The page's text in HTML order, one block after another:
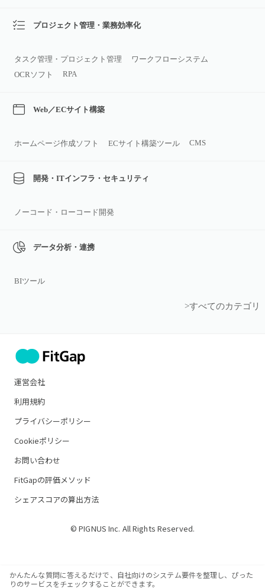
プロジェクト管理・業務効率化
タスク管理・プロジェクト管理
ワークフローシステム
OCRソフト
RPA
Web／ECサイト構築
ホームページ作成ソフト ECサイト構築ツール CMS
開発・ITインフラ・セキュリティ
ノーコード・ローコード開発
データ分析・連携
BIツール
>すべてのカテゴリ
運営会社
利用規約
プライバシーポリシー
Cookieポリシー
お問い合わせ
FitGapの評価メソッド
シェアスコアの算出方法
© PIGNUS Inc. All Rights Reserved.
かんたんな質問に答えるだけで、自社向けのシステム要件を整理し、ぴった
りのサービスをチェックすることができます。